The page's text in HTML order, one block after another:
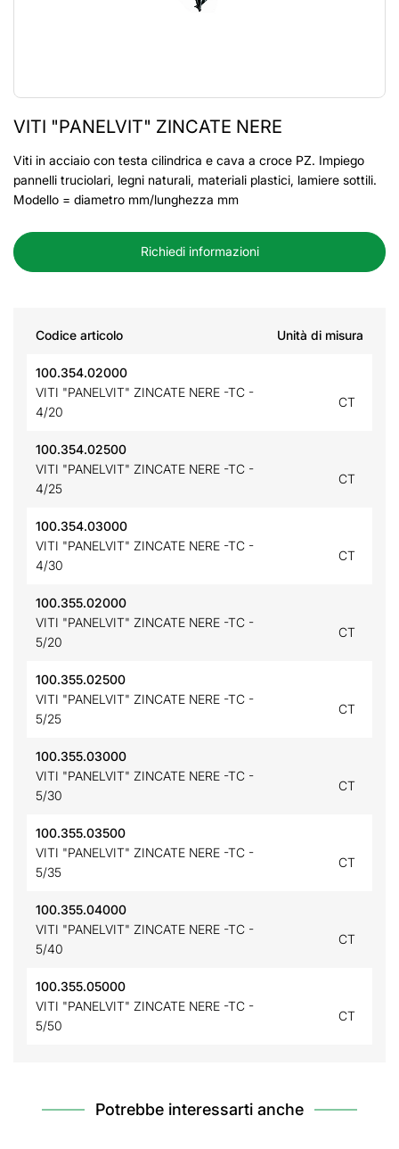
VITI "PANELVIT" ZINCATE NERE
Viti in acciaio con testa cilindrica e cava a croce PZ. Impiego
pannelli truciolari, legni naturali, materiali plastici, lamiere sottili.
Modello = diametro mm/lunghezza mm
Richiedi informazioni
Codice articolo Unità di misura
100.354.02000
VITI "PANELVIT" ZINCATE NERE -TC -
4/20
CT
100.354.02500
VITI "PANELVIT" ZINCATE NERE -TC -
4/25
CT
100.354.03000
VITI "PANELVIT" ZINCATE NERE -TC -
4/30
CT
100.355.02000
VITI "PANELVIT" ZINCATE NERE -TC -
5/20
CT
100.355.02500
VITI "PANELVIT" ZINCATE NERE -TC -
5/25
CT
100.355.03000
VITI "PANELVIT" ZINCATE NERE -TC -
5/30
CT
100.355.03500
VITI "PANELVIT" ZINCATE NERE -TC -
5/35
CT
100.355.04000
VITI "PANELVIT" ZINCATE NERE -TC -
5/40
CT
100.355.05000
VITI "PANELVIT" ZINCATE NERE -TC -
5/50
CT
Potrebbe interessarti anche